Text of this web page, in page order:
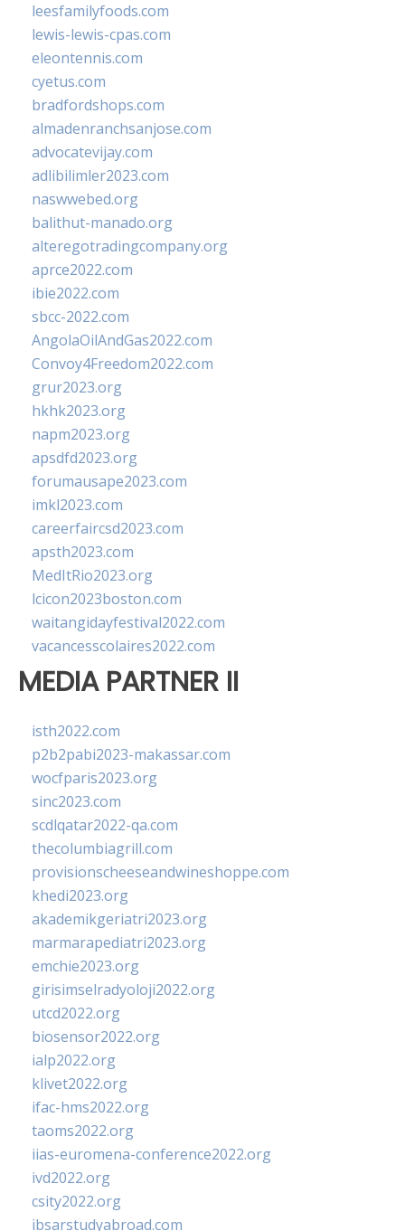
leesfamilyfoods.com
lewis-lewis-cpas.com
eleontennis.com
cyetus.com
bradfordshops.com
almadenranchsanjose.com
advocatevijay.com
adlibilimler2023.com
naswwebed.org
balithut-manado.org
alteregotradingcompany.org
aprce2022.com
ibie2022.com
sbcc-2022.com
AngolaOilAndGas2022.com
Convoy4Freedom2022.com
grur2023.org
hkhk2023.org
napm2023.org
apsdfd2023.org
forumausape2023.com
imkl2023.com
careerfaircsd2023.com
apsth2023.com
MedItRio2023.org
lcicon2023boston.com
waitangidayfestival2022.com
vacancesscolaires2022.com
MEDIA PARTNER II
isth2022.com
p2b2pabi2023-makassar.com
wocfparis2023.org
sinc2023.com
scdlqatar2022-qa.com
thecolumbiagrill.com
provisionscheeseandwineshoppe.com
khedi2023.org
akademikgeriatri2023.org
marmarapediatri2023.org
emchie2023.org
girisimselradyoloji2022.org
utcd2022.org
biosensor2022.org
ialp2022.org
klivet2022.org
ifac-hms2022.org
taoms2022.org
iias-euromena-conference2022.org
ivd2022.org
csity2022.org
ibsarstudyabroad.com